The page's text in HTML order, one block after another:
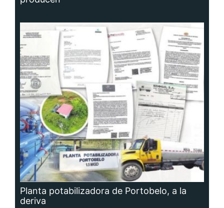
Planta potabilizadora de Portobelo, a la
deriva